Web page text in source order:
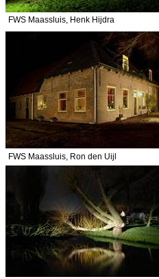
FWS Maassluis, Henk Hijdra
FWS Maassluis, Ron den